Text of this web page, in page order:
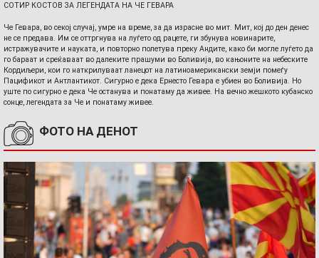
СОТИР КОСТОВ ЗА ЛЕГЕНДАТА НА ЧЕ ГЕВАРА
Че Гевара, во секој случај, умре на време, за да израсне во мит. Мит, кој до ден денес
не се предава. Им се оттргнува на луѓето од рацете, ги збунува новинарите,
истражувачите и науката, и повторно полетува преку Андите, како би могле луѓето да
го бараат и среќаваат во далеките прашуми во Боливија, во кањоните на небеските
Кордиљери, кои го наткрилуваат ланецот на латиноамерикански земји помеѓу
Пацификот и Антлантикот. Сигурно е дека Ернесто Гевара е убиен во Боливија. Но
уште по сигурно е дека Че останува и понатаму да живее. На вечно жешкото кубанско
сонце, легендата за Че и понатаму живее.
ФОТО НА ДЕНОТ